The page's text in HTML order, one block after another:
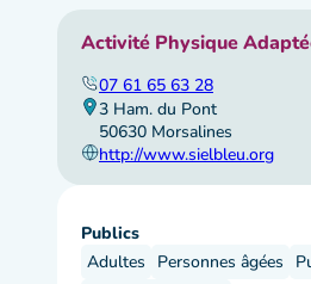
Activité Physique
07 61 65 63 28
3 Ham. du Pont
50630 Morsalines
http://www.sielbleu.org
Publics
Adultes
Personnes âgées